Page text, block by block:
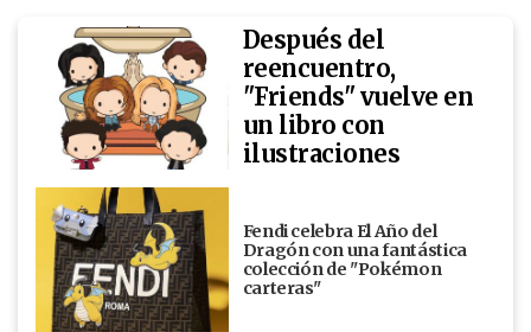
Después del
reencuentro,
"Friends" vuelve en
un libro con
ilustraciones
Fendi celebra El Año del
Dragón con una fantástica
colección de "Pokémon
carteras"